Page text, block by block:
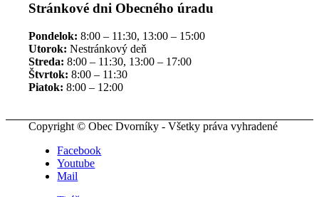
Stránkové dni Obecného úradu
Pondelok: 8:00 – 11:30, 13:00 – 15:00
Utorok: Nestránkový deň
Streda: 8:00 – 11:30, 13:00 – 17:00
Štvrtok: 8:00 – 11:30
Piatok: 8:00 – 12:00
Copyright © Obec Dvorníky - Všetky práva vyhradené
Facebook
Youtube
Mail